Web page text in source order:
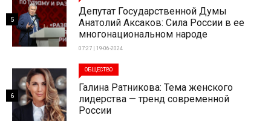
Депутат Государственной Думы
Анатолий Аксаков: Сила России в ее
многонациональном народе
07:27 | 19-06-2024
5
ОБЩЕСТВО
Галина Ратникова: Тема женского
лидерства — тренд современной
России
6